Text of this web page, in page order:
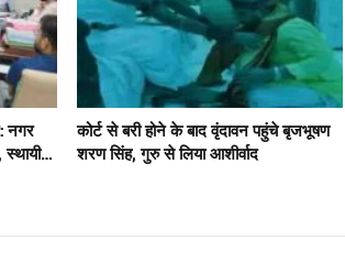
नगर
स्थायी…
कोर्ट से बरी होने के बाद वृंदावन पहुंचे बृजभूषण
शरण सिंह, गुरु से लिया आशीर्वाद